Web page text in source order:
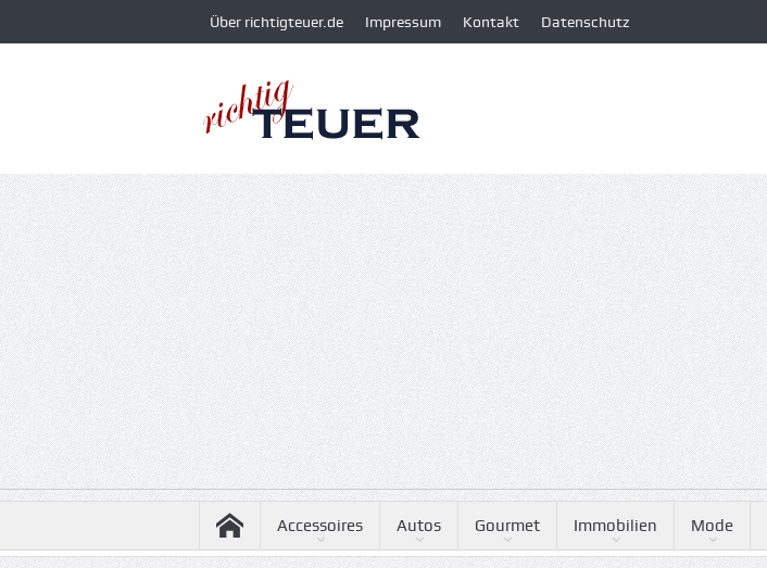
Über richtigteuer.de Impressum Kontakt Datenschutz
Accessoires Autos Gourmet Immobilien Mode